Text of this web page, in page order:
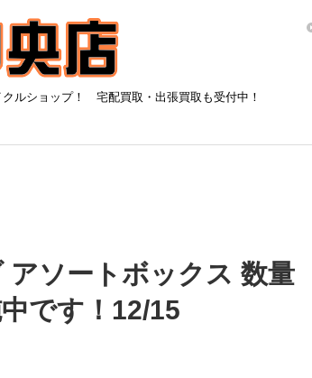
ルショップ！ 宅配買取・出張買取も受付中！
アソートボックス 数量
です！12/15